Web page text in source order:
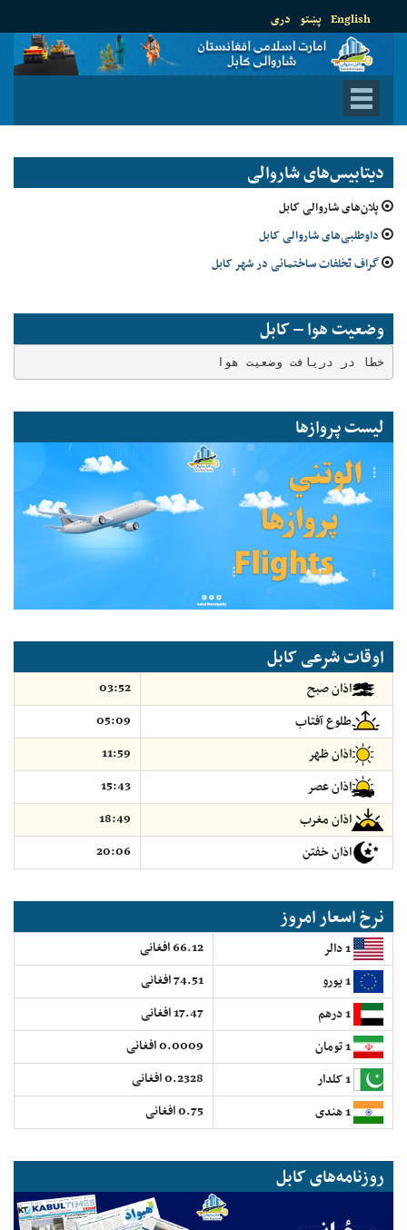
دری پښتو English
دیتابیس‌های شاروالی
پلان‌های شاروالی کابل
داوطلبی‌های شاروالی کابل
گراف تخلفات ساختمانی در شهر کابل
وضعیت هوا – کابل
خطا در دریافت وضعیت هوا
لیست پروازها
اوقات شرعی کابل
اذان صبح
03:52
طلوع آفتاب
05:09
اذان ظهر
11:59
اذان عصر
15:43
اذان مغرب
18:49
اذان خفتن
20:06
نرخ اسعار امروز
66.12 افغانی
74.51 افغانی
17.47 افغانی
0.0009 افغانی
0.2328 افغانی
0.75 افغانی
روزنامه‌های کابل